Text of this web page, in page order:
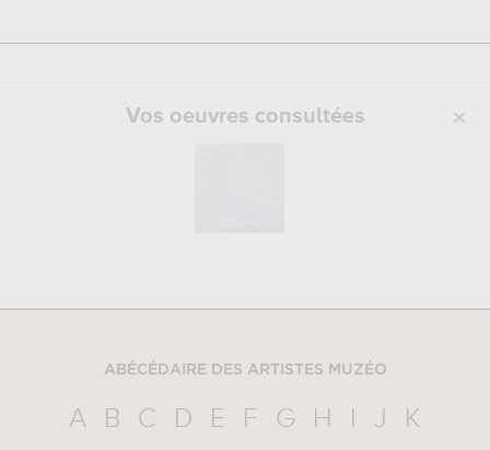
Vos oeuvres consultées
ABÉCÉDAIRE DES ARTISTES MUZÉO
A B C D E F G H I J
K